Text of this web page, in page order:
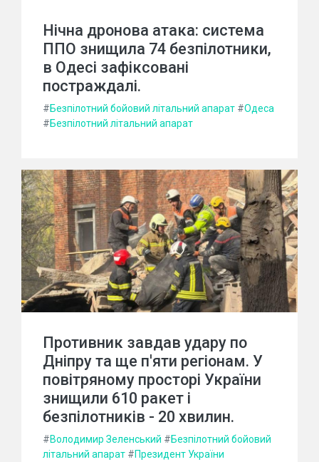
Нічна дронова атака: система
ППО знищила 74 безпілотники,
в Одесі зафіксовані
постраждалі.
#Безпілотний бойовий літальний апарат #Одеса
#Безпілотний літальний апарат
Противник завдав удару по
Дніпру та ще п'яти регіонам. У
повітряному просторі України
знищили 610 ракет і
безпілотників - 20 хвилин.
#Володимир Зеленський #Безпілотний бойовий
літальний апарат #Президент України